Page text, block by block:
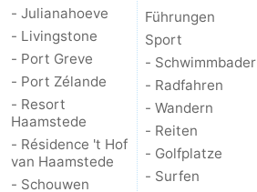
Schouwen-
Duiveland
-
Brouwershaven
-
Bruinisse
-
- Julianahoeve
- Livingstone
- Port Greve
- Port Zélande
- Resort
Haamstede
- Résidence 't Hof
van Haamstede
- Schouwen
Führungen
Sport
- Schwimmbader
- Radfahren
- Wandern
- Reiten
- Golfplatze
- Surfen